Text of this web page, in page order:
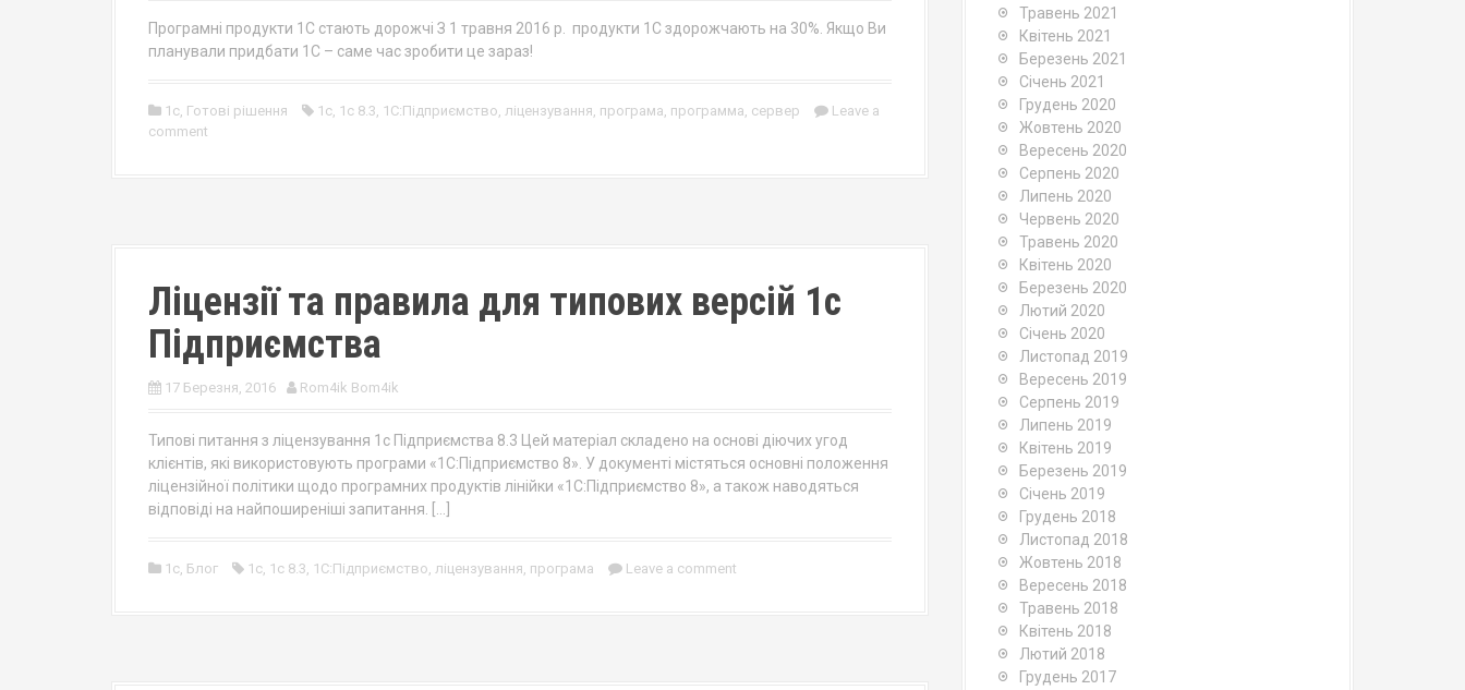
Програмні продукти 1С стають дорожчі З 1 травня 2016 р. продукти 1С здорожчають на 30%. Якщо Ви
планували придбати 1С – саме час зробити це зараз!
1c, Готові рішення 1с, 1с 8.3, 1С:Підприємство, ліцензування, програма, программа, сервер
Leave a
comment
Ліцензії та правила для типових версій 1с
Підприємства
17 Березня, 2016 Rom4ik Bom4ik
Типові питання з ліцензування 1с Підприємства 8.3 Цей матеріал складено на основі діючих угод
клієнтів, які використовують програми «1С:Підприємство 8». У документі містяться основні положення
ліцензійної політики щодо програмних продуктів лінійки «1С:Підприємство 8», а також наводяться
відповіді на найпоширеніші запитання. […]
1c, Блог 1с, 1с 8.3, 1С:Підприємство, ліцензування, програма Leave a comment
Травень 2021
Квітень 2021
Березень 2021
Січень 2021
Грудень 2020
Жовтень 2020
Вересень 2020
Серпень 2020
Липень 2020
Червень 2020
Травень 2020
Квітень 2020
Березень 2020
Лютий 2020
Січень 2020
Листопад 2019
Вересень 2019
Серпень 2019
Липень 2019
Квітень 2019
Березень 2019
Січень 2019
Грудень 2018
Листопад 2018
Жовтень 2018
Вересень 2018
Травень 2018
Квітень 2018
Лютий 2018
Грудень 2017